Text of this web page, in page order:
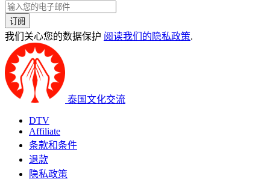
订阅
我们关心您的数据保护 阅读我们的隐私政策.
泰国文化交流
DTV
Affiliate
条款和条件
退款
隐私政策